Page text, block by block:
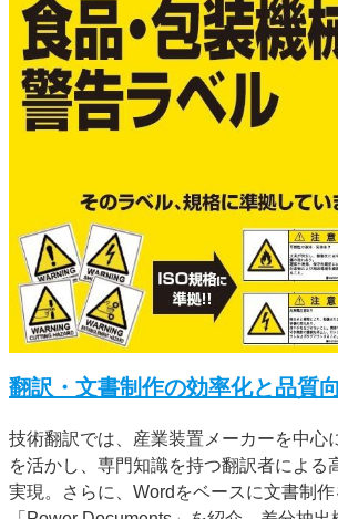
翻訳・文書制作の効率化と品質
技術翻訳では、産業装置メーカーを中心
を活かし、専門知識を持つ翻訳者による
実現。さらに、Wordをベースに文書制